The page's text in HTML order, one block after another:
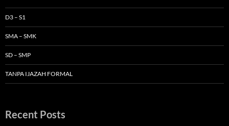
D3 – S1
SMA – SMK
SD – SMP
TANPA IJAZAH FORMAL
Recent Posts